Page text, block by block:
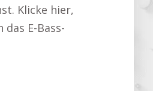
Klicke hier,
E-Bass-